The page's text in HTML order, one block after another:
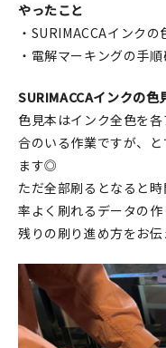
やったこと
・SURIMACCAインクの
・電解マーキングの手
SURIMACCAインクの色
色見本はインク全色を
合のいる作業ですが、
ます◎
ただ全部刷るとなると
率よく刷れるデータの
残りの刷り進め方をお伝